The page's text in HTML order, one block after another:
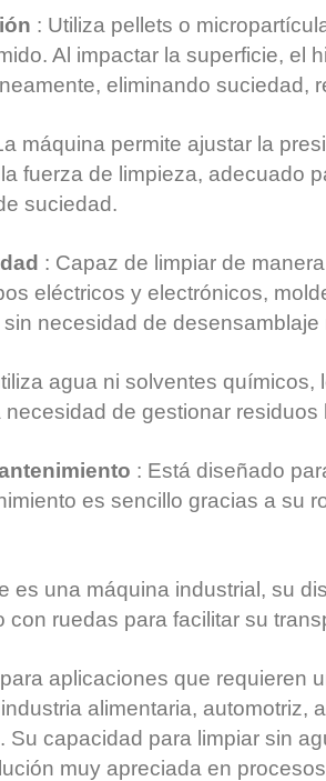
: Utiliza pellets o
Al impactar la superficie, el
eliminando suciedad,
máquina permite ajustar la
fuerza de limpieza, adecuado
suciedad.
: Capaz de limpiar de
eléctricos y electrónicos,
necesidad de
agua ni solventes químicos,
necesidad de gestionar residuos
: Está diseñado
es sencillo gracias a su
es una máquina industrial, su
con ruedas para facilitar su
aplicaciones que requieren
alimentaria, automotriz,
Su capacidad para limpiar sin
muy apreciada en